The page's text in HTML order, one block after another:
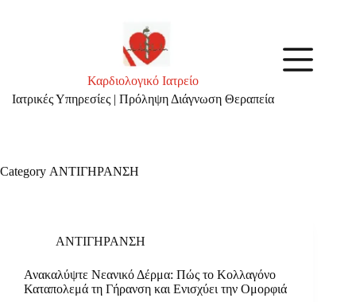
Καρδιολογικό Ιατρείο
Ιατρικές Υπηρεσίες | Πρόληψη Διάγνωση Θεραπεία
Category ΑΝΤΙΓΗΡΑΝΣΗ
ΑΝΤΙΓΗΡΑΝΣΗ
Ανακαλύψτε Νεανικό Δέρμα: Πώς το Κολλαγόνο
Καταπολεμά τη Γήρανση και Ενισχύει την Ομορφιά